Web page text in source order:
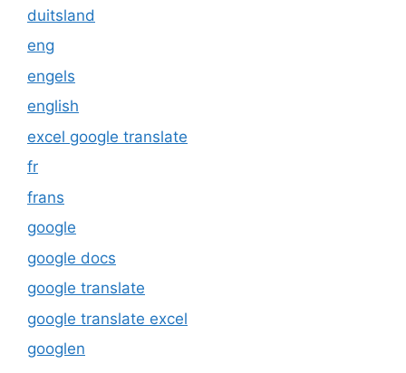
duitsland
eng
engels
english
excel google translate
fr
frans
google
google docs
google translate
google translate excel
googlen